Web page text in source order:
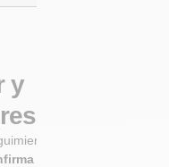
y
de
si tus